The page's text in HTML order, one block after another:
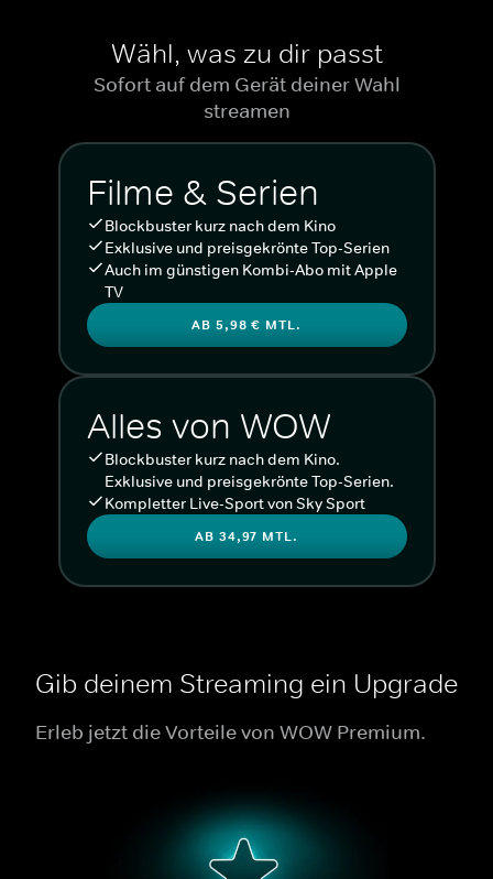
Wähl, was zu dir passt
Sofort auf dem Gerät deiner Wahl
streamen
Filme & Serien
Blockbuster kurz nach dem Kino
Exklusive und preisgekrönte Top-Serien
Auch im günstigen Kombi-Abo mit Apple
TV
AB 5,98 € MTL.
Alles von WOW
Blockbuster kurz nach dem Kino.
Exklusive und preisgekrönte Top-Serien.
Kompletter Live-Sport von Sky Sport
AB 34,97 MTL.
Gib deinem Streaming ein Upgrade
Erleb jetzt die Vorteile von WOW Premium.